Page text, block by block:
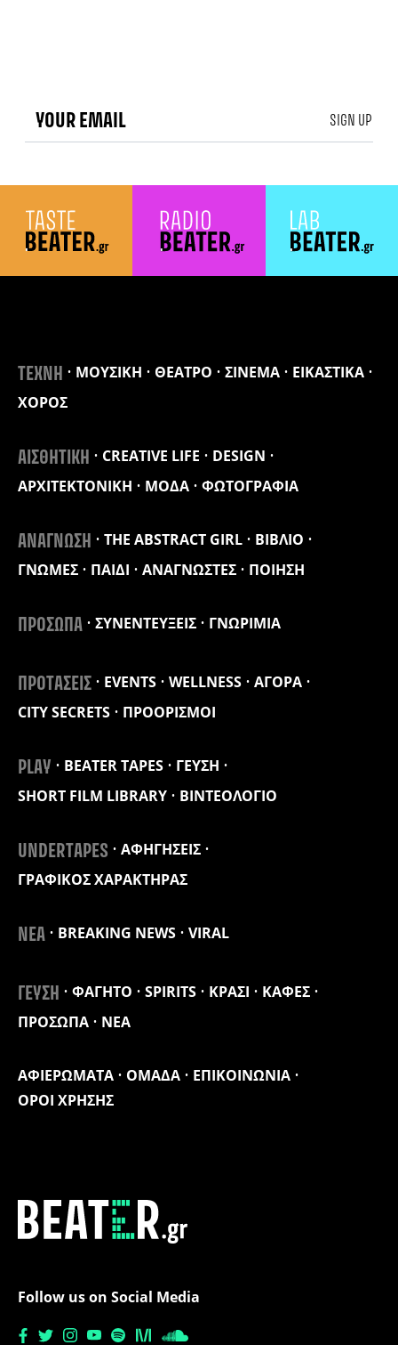
ΤΕΧΝΗ ΜΟΥΣΙΚΗ ΘΕΑΤΡΟ ΣΙΝΕΜΑ
ΕΙΚΑΣΤΙΚΑ
ΧΟΡΟΣ
ΑΙΣΘΗΤΙΚΗ CREATIVE LIFE
DESIGN
ΑΡΧΙΤΕΚΤΟΝΙΚΗ
ΜΟΔΑ ΦΩΤΟΓΡΑΦΙΑ
ΑΝΑΓΝΩΣΗ THE ABSTRACT GIRL
ΒΙΒΛΙΟ
ΓΝΩΜΕΣ
ΠΑΙΔΙ ΑΝΑΓΝΩΣΤΕΣ ΠΟΙΗΣΗ
ΠΡΟΣΩΠΑ ΣΥΝΕΝΤΕΥΞΕΙΣ ΓΝΩΡΙΜΙΑ
ΑΦΙΕΡΩΜΑΤΑ ΟΜΑΔΑ
ΕΠΙΚΟΙΝΩΝΙΑ
ΟΡΟΙ ΧΡΗΣΗΣ
ΠΡΟΤΑΣΕΙΣ EVENTS WELLNESS
ΑΓΟΡΑ
CITY SECRETS
ΠΡΟΟΡΙΣΜΟΙ
PLAY BEATER TAPES
ΓΕΥΣΗ
SHORT FILM LIBRARY
ΒΙΝΤΕΟΛΟΓΙΟ
UNDERTAPES
ΑΦΗΓΗΣΕΙΣ
ΓΡΑΦΙΚΟΣ ΧΑΡΑΚΤΗΡΑΣ
ΝΕΑ BREAKING NEWS VIRAL
ΓΕΥΣΗ ΦΑΓΗΤΟ SPIRITS ΚΡΑΣΙ
ΚΑΦΕΣ
ΠΡΟΣΩΠΑ
ΝΕΑ
Follow us on Social Media
SIGN UP